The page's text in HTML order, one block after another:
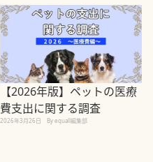
【2026年版】ペットの医療
費支出に関する調査
2026年3月26日 By equall編集部